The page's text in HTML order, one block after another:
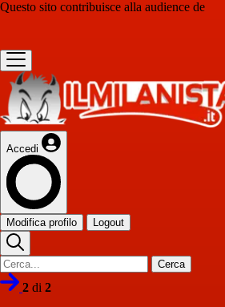
Questo sito contribuisce alla audience de
Accedi
Modifica profilo Logout
Cerca
2 di 2